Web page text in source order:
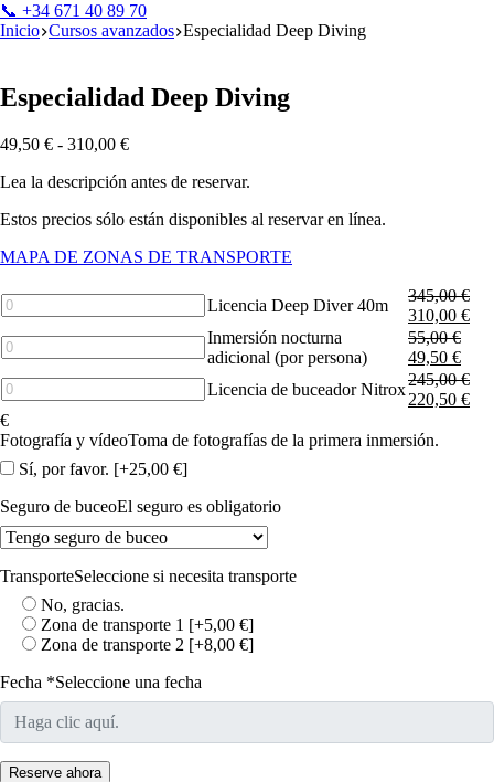
📞 +34 671 40 89 70
Inicio Cursos avanzados Especialidad Deep Diving
Especialidad Deep Diving
49,50 € - 310,00 €
Lea la descripción antes de reservar.
Estos precios sólo están disponibles al reservar en línea.
MAPA DE ZONAS DE TRANSPORTE
Deep
Diver
license
40m
cantidad
Licencia Deep Diver 40m
345,00€
310,00 €
Additional
night
dive
(per
person)
cantidad
Inmersión nocturna
adicional (por persona)
55,00€
49,50 €
Nitrox
Diver
License
cantidad
Licencia de buceador Nitrox
245,00€
220,50 €
€
Fotografía y vídeoToma de fotografías de la primera inmersión.
Sí, por favor. [+25,00 €]
Seguro de buceoEl seguro es obligatorio
TransporteSeleccione si necesita transporte
No, gracias.
Zona de transporte 1 [+5,00 €]
Zona de transporte 2 [+8,00 €]
Fecha *Seleccione una fecha
Reserve ahora